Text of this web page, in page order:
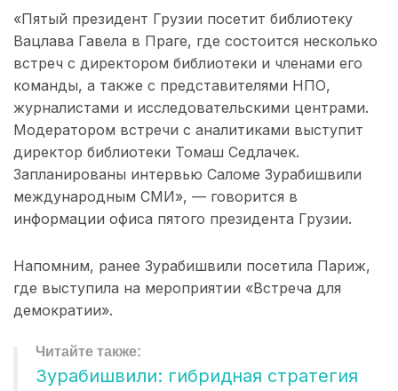
«Пятый президент Грузии посетит библиотеку
Вацлава Гавела в Праге, где состоится несколько
встреч с директором библиотеки и членами его
команды, а также с представителями НПО,
журналистами и исследовательскими центрами.
Модератором встречи с аналитиками выступит
директор библиотеки Томаш Седлачек.
Запланированы интервью Саломе Зурабишвили
международным СМИ», — говорится в
информации офиса пятого президента Грузии.
Напомним, ранее Зурабишвили посетила Париж,
где выступила на мероприятии «Встреча для
демократии».
Зурабишвили: гибридная стратегия